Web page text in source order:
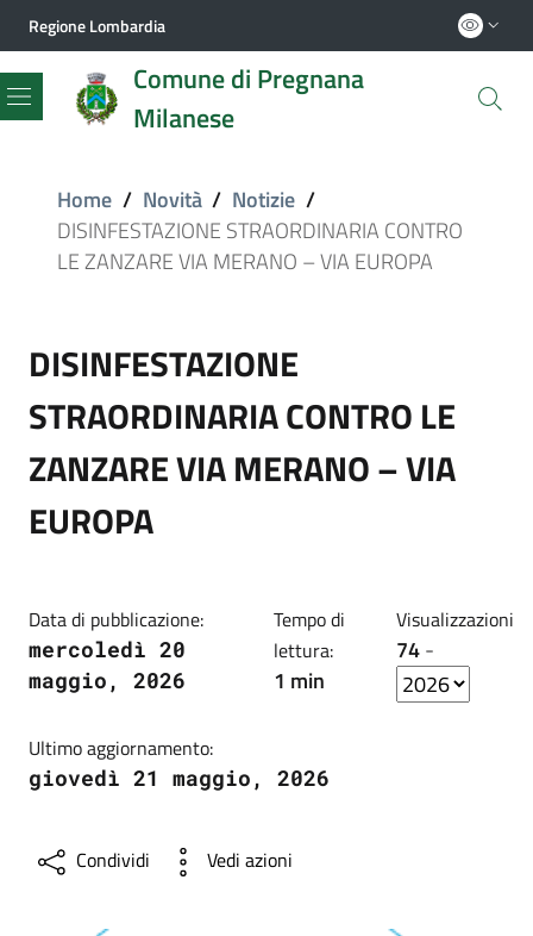
Regione Lombardia
Comune di Pregnana
Milanese
Menu
Home / Novità / Notizie /
DISINFESTAZIONE STRAORDINARIA CONTRO
LE ZANZARE VIA MERANO – VIA EUROPA
DISINFESTAZIONE
STRAORDINARIA CONTRO LE
ZANZARE VIA MERANO – VIA
EUROPA
Data di pubblicazione:
mercoledì 20
maggio, 2026
Tempo di
lettura:
1 min
Visualizzazioni
74-
Ultimo aggiornamento:
giovedì 21 maggio, 2026
Condividi Vedi azioni